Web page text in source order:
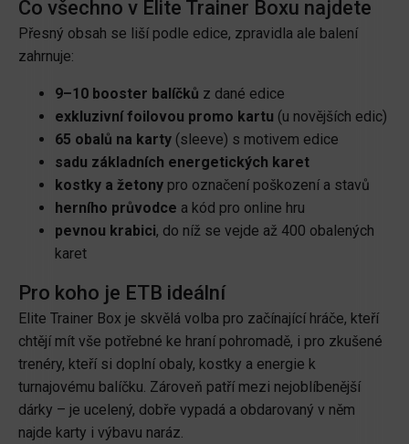
Co všechno v Elite Trainer Boxu najdete
Přesný obsah se liší podle edice, zpravidla ale balení
zahrnuje:
9–10 booster balíčků z dané edice
exkluzivní foilovou promo kartu (u novějších edic)
65 obalů na karty (sleeve) s motivem edice
sadu základních energetických karet
kostky a žetony pro označení poškození a stavů
herního průvodce a kód pro online hru
pevnou krabici, do níž se vejde až 400 obalených
karet
Pro koho je ETB ideální
Elite Trainer Box je skvělá volba pro začínající hráče, kteří
chtějí mít vše potřebné ke hraní pohromadě, i pro zkušené
trenéry, kteří si doplní obaly, kostky a energie k
turnajovému balíčku. Zároveň patří mezi nejoblíbenější
dárky – je ucelený, dobře vypadá a obdarovaný v něm
najde karty i výbavu naráz.